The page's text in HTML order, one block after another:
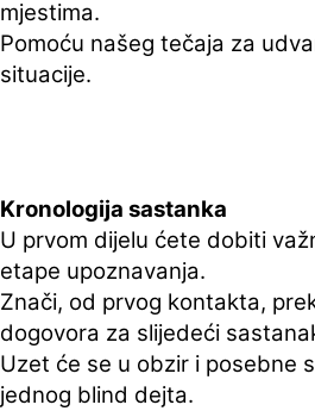
mjestima.
Pomoću našeg tečaja za
situacije.
Kronologija sastanka
U prvom dijelu ćete dobiti
etape upoznavanja.
Znači, od prvog kontakta,
dogovora za slijedeći
Uzet će se u obzir i posebne
jednog blind dejta.